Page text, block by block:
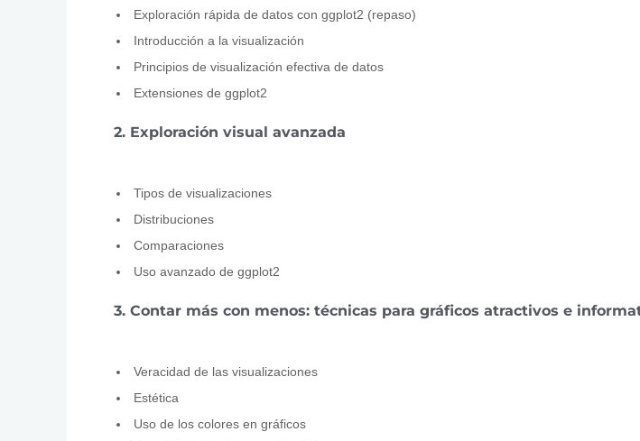
Exploración rápida de datos con ggplot2 (repaso)
Introducción a la visualización
Principios de visualización efectiva de datos
Extensiones de ggplot2
2. Exploración visual avanzada
Tipos de visualizaciones
Distribuciones
Comparaciones
Uso avanzado de ggplot2
3. Contar más con menos: técnicas para gráficos atractivos e
Veracidad de las visualizaciones
Estética
Uso de los colores en gráficos